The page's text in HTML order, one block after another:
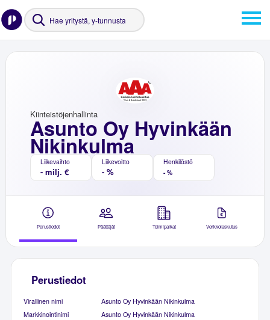
Asunto Oy Hyvinkään
Nikinkulma
Kiinteistöjenhallinta
Liikevaihto
- milj. €
Liikevoitto
- %
Henkilöstö
- %
Perustiedot Päättäjät Toimipaikat Verkkolaskutus
Perustiedot
Virallinen nimi
Asunto Oy Hyvinkään Nikinkulma
Markkinointinimi
Asunto Oy Hyvinkään Nikinkulma